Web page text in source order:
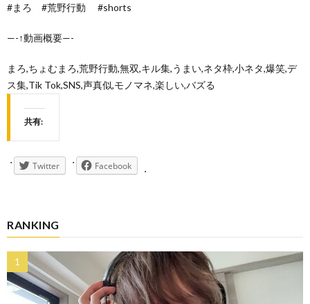
#まろ #荒野行動 #shorts
—-↑動画概要—-
まろ,ちょむまろ,荒野行動,無双,キル集,うまい,ネタ枠,小ネタ,爆笑,デ
ス集,Tik Tok,SNS,声真似,モノマネ,楽しい,バズる
共有:
Twitter Facebook
RANKING